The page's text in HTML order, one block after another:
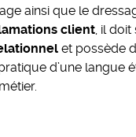
ainsi que le
client, il
et possède
d’une langue